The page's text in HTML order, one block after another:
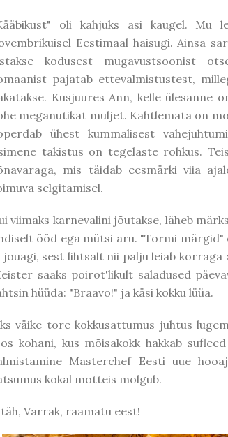
oli kahjuks asi kaugel. Mu
Eestimaal haisugi. Ainsa
kodusest mugavustsoonist
pajatab ettevalmistustest,
Kusjuures Ann, kelle ülesanne
meganutikat muljet. Kahtlemata on
ühest kummalisest
takistus on tegelaste rohkus.
mis täidab eesmärki viia
selgitamisel.
viimaks karnevalini jõutakse, läheb
ööd ega mütsi aru. "Tormi märgid"
jõuagi, sest lihtsalt nii palju leiab korraga
saaks poirot'likult saladused
hüüda: "Braavo!" ja käsi kokku lüüa.
väike tore kokkusattumus juhtus
kohani, kus mõisakokk hakkab
Masterchef Eesti uue
kokal mõtteis mõlgub.
Varrak, raamatu eest!